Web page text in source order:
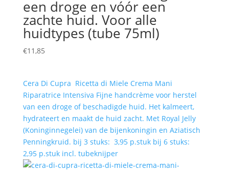
een droge en vóór een
zachte huid. Voor alle
huidtypes (tube 75ml)
€11,85
Cera Di Cupra Ricetta di Miele Crema Mani
Riparatrice Intensiva Fijne handcrème voor herstel
van een droge of beschadigde huid. Het kalmeert,
hydrateert en maakt de huid zacht. Met Royal Jelly
(Koninginnegelei) van de bijenkoningin en Aziatisch
Penningkruid. bij 3 stuks: 3,95 p.stuk bij 6 stuks:
2,95 p.stuk incl. tubeknijper